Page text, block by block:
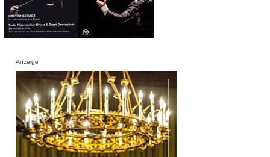
Anzeige